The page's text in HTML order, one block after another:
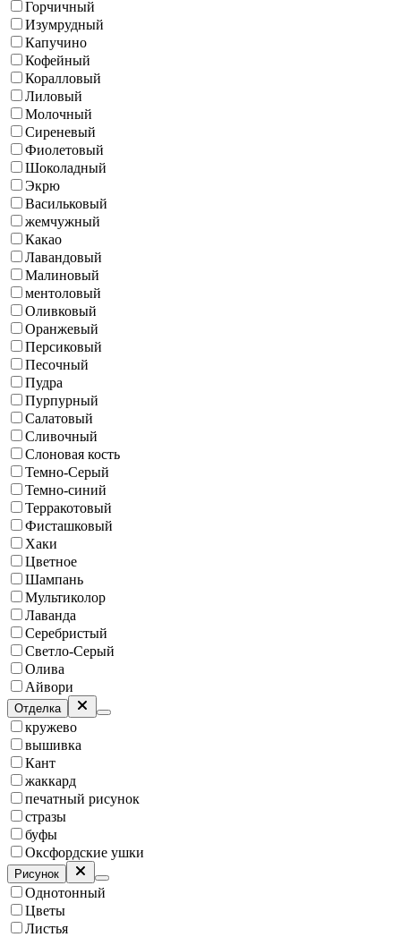
Горчичный
Изумрудный
Капучино
Кофейный
Коралловый
Лиловый
Молочный
Сиреневый
Фиолетовый
Шоколадный
Экрю
Васильковый
жемчужный
Какао
Лавандовый
Малиновый
ментоловый
Оливковый
Оранжевый
Персиковый
Песочный
Пудра
Пурпурный
Салатовый
Сливочный
Слоновая кость
Темно-Серый
Темно-синий
Терракотовый
Фисташковый
Хаки
Цветное
Шампань
Мультиколор
Лаванда
Серебристый
Светло-Серый
Олива
Айвори
Отделка
кружево
вышивка
Кант
жаккард
печатный рисунок
стразы
буфы
Оксфордские ушки
Рисунок
Однотонный
Цветы
Листья